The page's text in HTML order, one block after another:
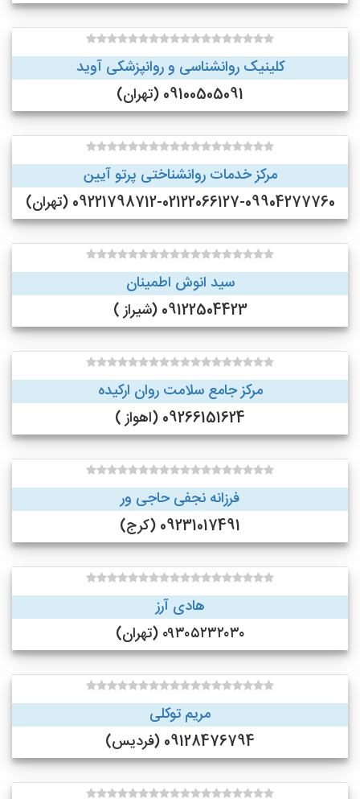
کلینیک روانشناسی و روانپزشکی آوید
09100505091 (تهران)
مرکز خدمات روانشناختی پرتو آیین
09221798712-02122066127-09904277760 (تهران)
سید انوش اطمینان
09122504423 (شیراز )
مرکز جامع سلامت روان ارکیده
09266151624 (اهواز )
فرزانه نجفی حاجی ور
09231017491 (کرج)
هادی آرز
۰۹۳۰۵۲۳۲۰۳۰ (تهران)
مریم توکلی
09128476794 (فردیس)